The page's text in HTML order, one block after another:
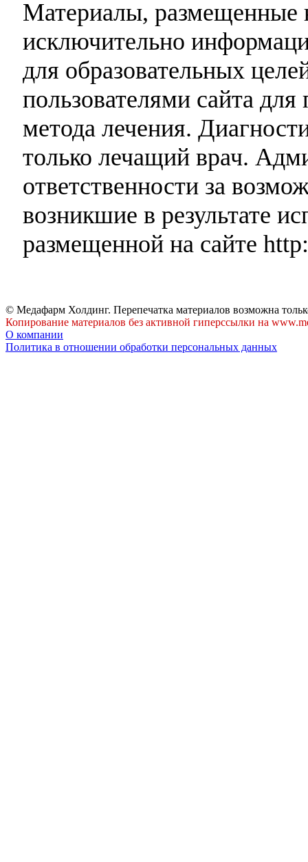
Материалы, размещенные
исключительно
для образовательных
пользователями сайта
метода лечения.
только лечащий врач.
ответственности за
возникшие в результате
размещенной на сайте
© Медафарм Холдинг. Перепечатка материалов возможна
Копирование материалов без активной гиперссылки на
О компании
Политика в отношении обработки персональных данных